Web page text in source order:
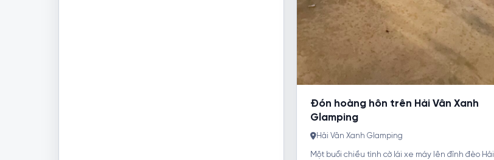
Đón hoàng hôn trên Hải Vân Xanh
Glamping
Hải Vân Xanh Glamping
Một buổi chiều tình cờ lái xe máy lên đỉnh đèo Hải